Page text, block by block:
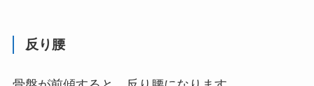
反り腰